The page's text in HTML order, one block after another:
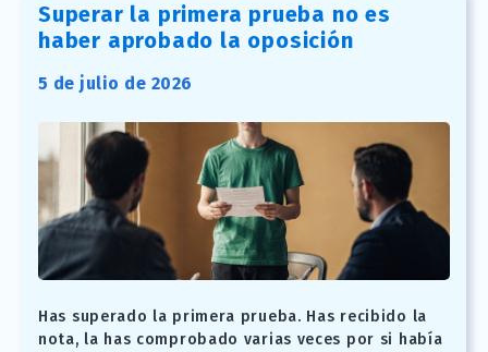
Superar la primera prueba no es
haber aprobado la oposición
5 de julio de 2026
Has superado la primera prueba. Has recibido la
nota, la has comprobado varias veces por si había